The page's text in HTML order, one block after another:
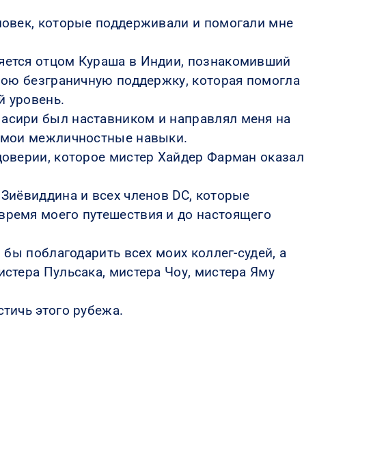
которые поддерживали и помогали мне
отцом Кураша в Индии, познакомивший
безграничную поддержку, которая помогла
уровень.
был наставником и направлял меня на
межличностные навыки.
которое мистер Хайдер Фарман оказал
и всех членов DC, которые
моего путешествия и до настоящего
поблагодарить всех моих коллег-судей, а
Пульсака, мистера Чоу, мистера Яму
этого рубежа.